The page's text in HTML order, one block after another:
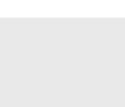
TIN ĐIỆN TỬ